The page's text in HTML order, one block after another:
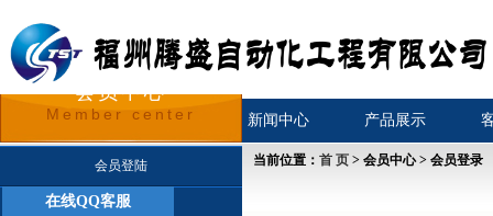
首页 关于我们 新闻中心 产品展示
会员中心
Member center
会员登陆
会员注册
当前位置： 首 页 > 会员中心 > 会员登录
在线QQ客服